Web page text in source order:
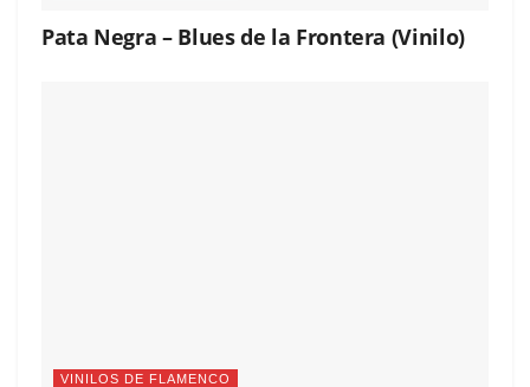
Pata Negra – Blues de la Frontera (Vinilo)
VINILOS DE FLAMENCO